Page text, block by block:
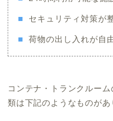
セキュリティ対策が
荷物の出し入れが自
コンテナ・トランクルー
類は下記のようなものがあ